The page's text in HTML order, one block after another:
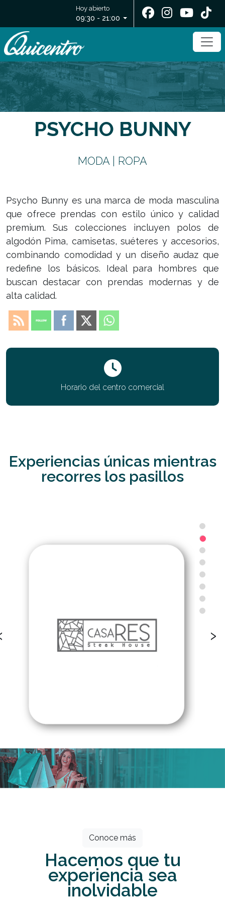
Hoy abierto
09:30 - 21:00
PSYCHO BUNNY
MODA | ROPA
Psycho Bunny es una marca de moda masculina
que ofrece prendas con estilo único y calidad
premium. Sus colecciones incluyen polos de
algodón Pima, camisetas, suéteres y accesorios,
combinando comodidad y un diseño audaz que
redefine los básicos. Ideal para hombres que
buscan destacar con prendas modernas y de
alta calidad.
Horario del centro comercial
Experiencias únicas mientras
recorres los pasillos
›
Conoce más
Hacemos que tu
experiencia sea
inolvidable